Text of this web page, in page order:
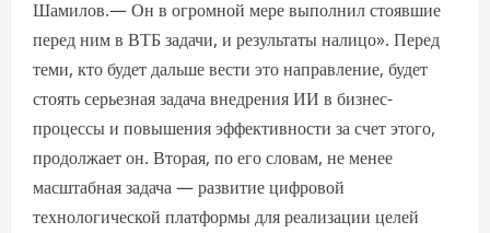
Шамилов.— Он в огромной мере выполнил стоявшие
перед ним в ВТБ задачи, и результаты налицо». Перед
теми, кто будет дальше вести это направление, будет
стоять серьезная задача внедрения ИИ в бизнес-
процессы и повышения эффективности за счет этого,
продолжает он. Вторая, по его словам, не менее
масштабная задача — развитие цифровой
технологической платформы для реализации целей